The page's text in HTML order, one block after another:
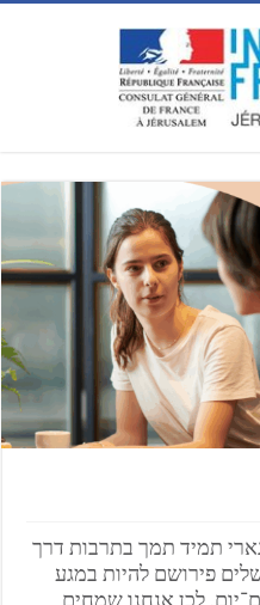
תמיד תמך בתרבות דרך
פירושם להיות במגע